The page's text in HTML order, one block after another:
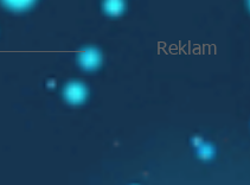
Reklam